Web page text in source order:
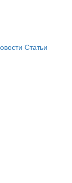
Статьи